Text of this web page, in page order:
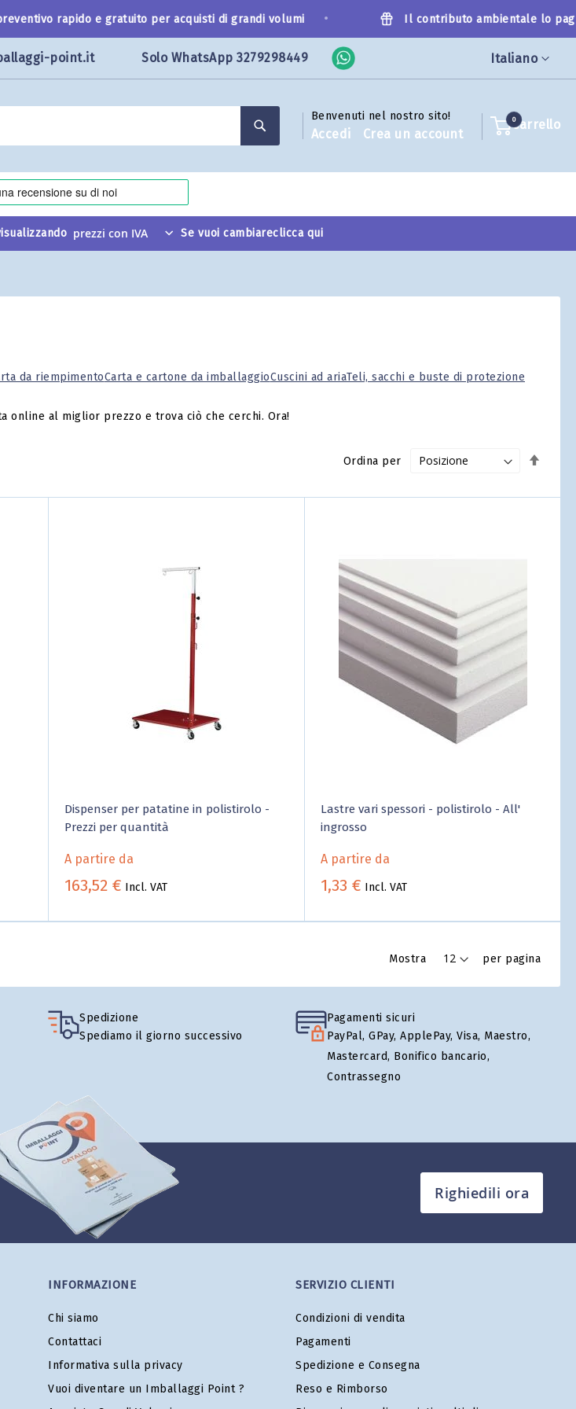
Lingua
Italiano
rapido e gratuito per acquisti di grandi volumi Il contributo ambientale lo
point.it Solo WhatsApp 3279298449
Benvenuti nel nostro sito!
Accedi Crea un account
Carrello
0
Se vuoi cambiareclicca qui
da riempimentoCarta e cartone da imballaggioCuscini ad ariaTeli, sacchi e buste di protezione
online al miglior prezzo e trova ciò che cerchi. Ora!
Ordina per
Dispenser per patatine in polistirolo -
Prezzi per quantità
A partire da
163,52 € Incl. VAT
Lastre vari spessori - polistirolo - All'
ingrosso
A partire da
1,33 € Incl. VAT
Mostra per pagina
Spedizione
Spediamo il giorno successivo
Pagamenti sicuri
PayPal, GPay, ApplePay, Visa, Maestro,
Mastercard, Bonifico bancario,
Contrassegno
Righiedili ora
INFORMAZIONE
Chi siamo
Contattaci
Informativa sulla privacy
Vuoi diventare un Imballaggi Point ?
SERVIZIO CLIENTI
Condizioni di vendita
Pagamenti
Spedizione e Consegna
Reso e Rimborso